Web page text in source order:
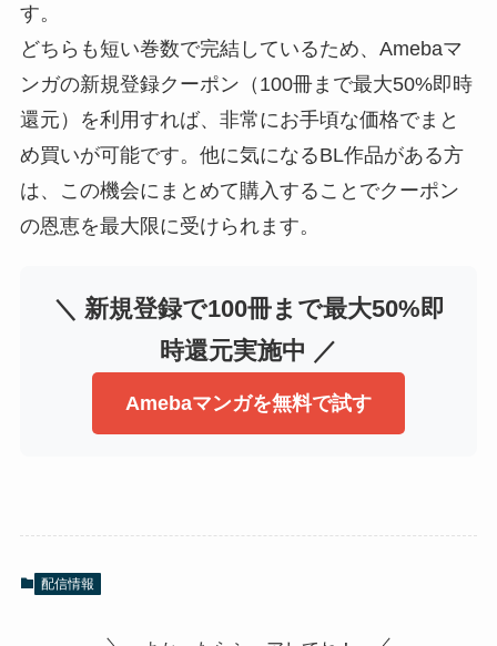
す。
どちらも短い巻数で完結しているため、Amebaマ
ンガの新規登録クーポン（100冊まで最大50%即時
還元）を利用すれば、非常にお手頃な価格でまと
め買いが可能です。他に気になるBL作品がある方
は、この機会にまとめて購入することでクーポン
の恩恵を最大限に受けられます。
＼ 新規登録で100冊まで最大50%即
時還元実施中 ／
Amebaマンガを無料で試す
配信情報